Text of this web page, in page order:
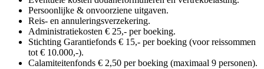
Persoonlijke & onvoorziene uitgaven.
Reis- en annuleringsverzekering.
Administratiekosten € 25,- per boeking.
Stichting Garantiefonds € 15,- per boeking (voor reissommen
tot € 10.000,-).
Calamiteitenfonds € 2,50 per boeking (maximaal 9 personen).